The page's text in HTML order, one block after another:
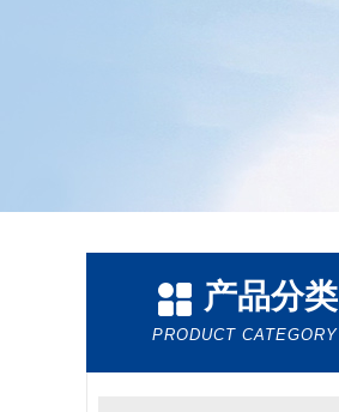
产品分类
PRODUCT CATEGORY